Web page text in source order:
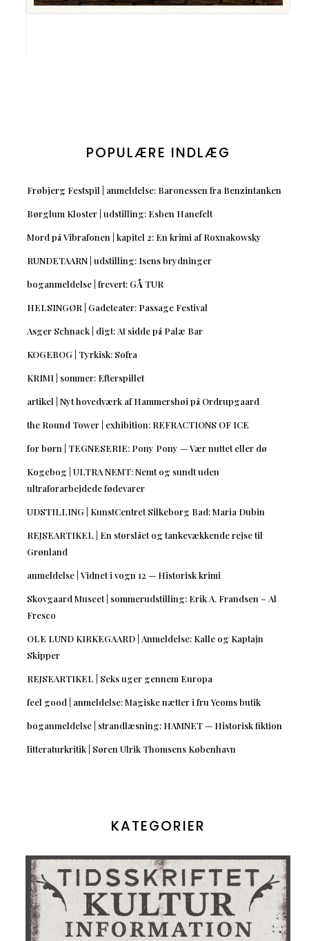
POPULÆRE INDLÆG
Frøbjerg Festspil | anmeldelse: Baronessen fra Benzintanken
Børglum Kloster | udstilling: Esben Hanefelt
Mord på Vibrafonen | kapitel 2: En krimi af Roxnakowsky
RUNDETAARN | udstilling: Isens brydninger
boganmeldelse | frevert: GÅ TUR
HELSINGØR | Gadeteater: Passage Festival
Asger Schnack | digt: At sidde på Palæ Bar
KOGEBOG | Tyrkisk: Sofra
KRIMI | sommer: Efterspillet
artikel | Nyt hovedværk af Hammershøi på Ordrupgaard
the Round Tower | exhibition: REFRACTIONS OF ICE
for børn | TEGNESERIE: Pony Pony — Vær nuttet eller dø
Kogebog | ULTRA NEMT: Nemt og sundt uden
ultraforarbejdede fødevarer
UDSTILLING | KunstCentret Silkeborg Bad: Maria Dubin
REJSEARTIKEL | En storslået og tankevækkende rejse til
Grønland
anmeldelse | Vidnet i vogn 12 — Historisk krimi
Skovgaard Museet | sommerudstilling: Erik A. Frandsen – Al
Fresco
OLE LUND KIRKEGAARD | Anmeldelse: Kalle og Kaptajn
Skipper
REJSEARTIKEL | Seks uger gennem Europa
feel good | anmeldelse: Magiske nætter i fru Yeoms butik
boganmeldelse | strandlæsning: HAMNET — Historisk fiktion
litteraturkritik | Søren Ulrik Thomsens København
KATEGORIER